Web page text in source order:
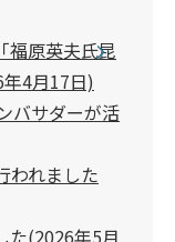
福原英夫氏昆
4月17日)
バサダーが活
われました
た(2026年5月